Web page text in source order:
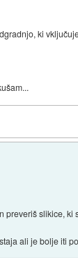
ki
preveriš slikice, ki
ali je bolje iti